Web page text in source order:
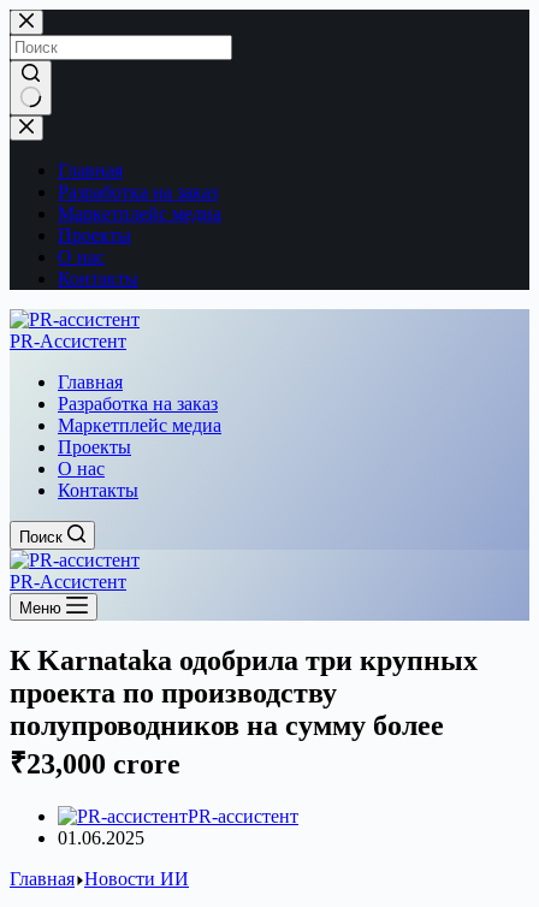
Перейти
к
сути
Ничего
не
найденоГлавная
Разработка на заказ
Маркетплейс медиа
Проекты
О нас
Контакты
PR-Ассистент
Главная
Разработка на заказ
Маркетплейс медиа
Проекты
О нас
Контакты
Поиск
PR-Ассистент
Меню
К Karnataka одобрила три крупных
проекта по производству
полупроводников на сумму более
₹23,000 crore
PR-ассистент
01.06.2025
Главная Новости ИИ